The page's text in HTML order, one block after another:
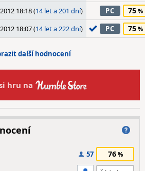
18:18 (14 let a 201 dní) PC 75
18:07 (14 let a 222 dní) PC 75
další hodnocení
hru na
57 76